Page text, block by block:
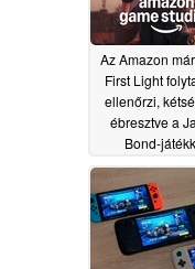
Az Amazon
First Light
ellenőrzi,
ébresztve a
Bond-
kapcsolatban